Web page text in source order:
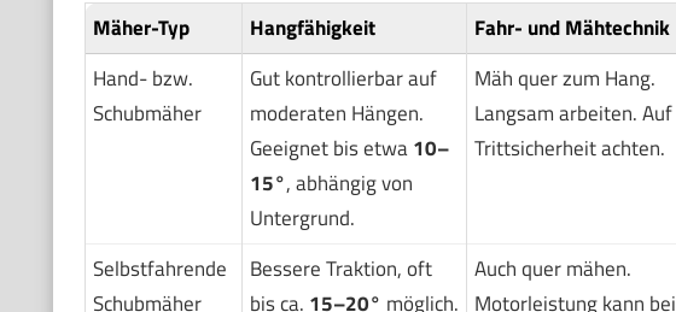
Mäher-Typ Hangfähigkeit Fahr- und Mähtechnik
Hand- bzw.
Schubmäher
Gut kontrollierbar auf
moderaten Hängen.
Geeignet bis etwa10–
15°, abhängig von
Untergrund.
Mäh quer zum Hang.
Langsam arbeiten. Auf
Trittsicherheit achten.
Selbstfahrende
Schubmäher
Bessere Traktion, oft
bis ca. 15–20° möglich.
Auch quer mähen.
Motorleistung kann bei